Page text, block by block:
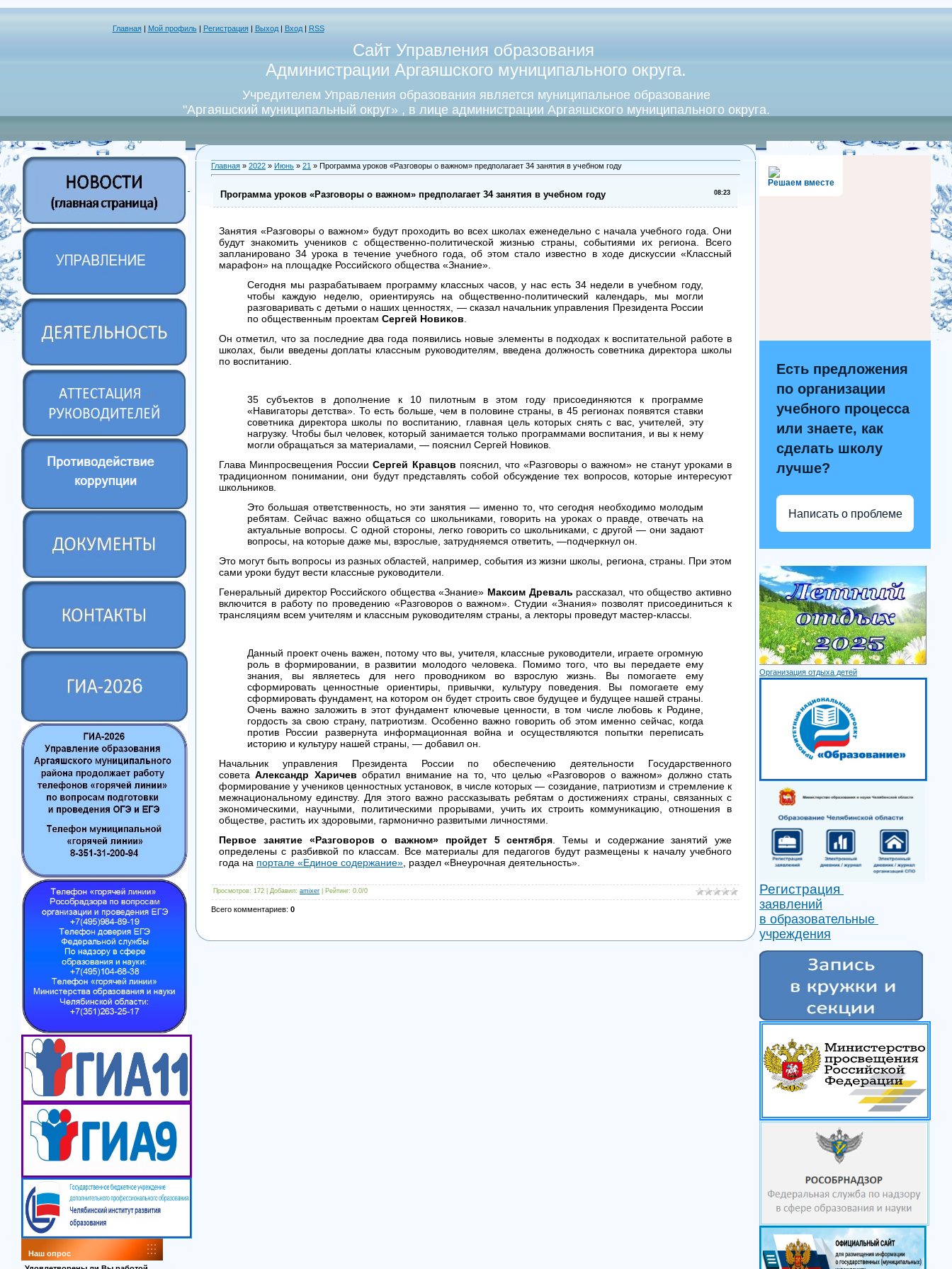
Главная| Мой профиль| Регистрация Выход| Вход RSS
Сайт Управления образования
Администрации Аргаяшского муниципального округа.
Учредителем Управления образования является муниципальное образование
"Аргаяшский муниципальный округ» , в лице администрации Аргаяшского муниципального округа.
Наш опрос
Главная » 2022 » Июнь » 21 » Программа уроков «Разговоры о важном» предполагает 34 занятия в учебном году
08:23
Программа уроков «Разговоры о важном» предполагает 34 занятия в учебном году
Занятия «Разговоры о важном» будут проходить во всех школах еженедельно с начала учебного года. Они
будут знакомить учеников с общественно-политической жизнью страны, событиями их региона. Всего
запланировано 34 урока в течение учебного года, об этом стало известно в ходе дискуссии «Классный
марафон» на площадке Российского общества «Знание».
Сегодня мы разрабатываем программу классных часов, у нас есть 34 недели в учебном году,
чтобы каждую неделю, ориентируясь на общественно-политический календарь, мы могли
разговаривать с детьми о наших ценностях, — сказал начальник управления Президента России
по общественным проектам Сергей Новиков
Он отметил, что за последние два года появились новые элементы в подходах к воспитательной работе в
школах, были введены доплаты классным руководителям, введена должность советника директора школы
по воспитанию.
35 субъектов в дополнение к 10 пилотным в этом году присоединяются к программе
«Навигаторы детства». То есть больше, чем в половине страны, в 45 регионах появятся ставки
советника директора школы по воспитанию, главная цель которых снять с вас, учителей, эту
нагрузку. Чтобы был человек, который занимается только программами воспитания, и вы к нему
могли обращаться за материалами, — пояснил Сергей Новиков.
Глава Минпросвещения РоссииСергей Кравцов пояснил, что «Разговоры о важном» не станут уроками в
традиционном понимании, они будут представлять собой обсуждение тех вопросов, которые интересуют
школьников.
Это большая ответственность, но эти занятия — именно то, что сегодня необходимо молодым
ребятам. Сейчас важно общаться со школьниками, говорить на уроках о правде, отвечать на
актуальные вопросы. С одной стороны, легко говорить со школьниками, с другой — они задают
вопросы, на которые даже мы, взрослые, затрудняемся ответить, —подчеркнул он.
Это могут быть вопросы из разных областей, например, события из жизни школы, региона, страны. При этом
сами уроки будут вести классные руководители.
Генеральный директор Российского общества «Знание» Максим Древаль рассказал, что общество активно
включится в работу по проведению «Разговоров о важном». Студии «Знания» позволят присоединиться к
трансляциям всем учителям и классным руководителям страны, а лекторы проведут мастер-классы.
Данный проект очень важен, потому что вы, учителя, классные руководители, играете огромную
роль в формировании, в развитии молодого человека. Помимо того, что вы передаете ему
знания, вы являетесь для него проводником во взрослую жизнь. Вы помогаете ему
сформировать ценностные ориентиры, привычки, культуру поведения. Вы помогаете ему
сформировать фундамент, на котором он будет строить свое будущее и будущее нашей страны.
Очень важно заложить в этот фундамент ключевые ценности, в том числе любовь к Родине,
гордость за свою страну, патриотизм. Особенно важно говорить об этом именно сейчас, когда
против России развернута информационная война и осуществляются попытки переписать
историю и культуру нашей страны, — добавил он.
Начальник управления Президента России по обеспечению деятельности Государственного
советаАлександр Харичев обратил внимание на то, что целью «Разговоров о важном» должно стать
формирование у учеников ценностных установок, в числе которых — созидание, патриотизм и стремление к
межнациональному единству. Для этого важно рассказывать ребятам о достижениях страны, связанных с
экономическими, научными, политическими прорывами, учить их строить коммуникацию, отношения в
обществе, растить их здоровыми, гармонично развитыми личностями.
Первое занятие «Разговоров о важном» пройдет 5 сентября . Темы и содержание занятий уже
определены с разбивкой по классам. Все материалы для педагогов будут размещены к началу учебного
года на портале «Единое содержание» , раздел «Внеурочная деятельность».
Просмотров: 172 | Добавил: amixer Рейтинг: 0.0/0
Всего комментариев: 0
Решаем вместе
Есть предложения
по организации
учебного процесса
или знаете, как
сделать школу
лучше?
Написать о проблеме
Организация отдыха детей
Регистрация
заявлений
в образовательные
учреждения